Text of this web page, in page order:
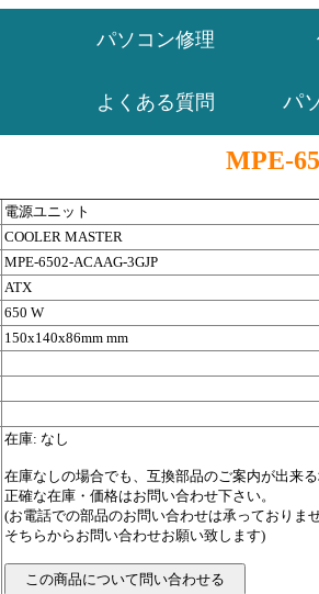
パソコン修理
よくある質問 パ
MPE-
電源ユニット
COOLER MASTER
MPE-6502-ACAAG-3GJP
ATX
650 W
150x140x86mm mm
在庫: なし
在庫なしの場合でも、互換部品のご案内が出来
正確な在庫・価格はお問い合わせ下さい。
(お電話での部品のお問い合わせは承っておりま
そちらからお問い合わせお願い致します)